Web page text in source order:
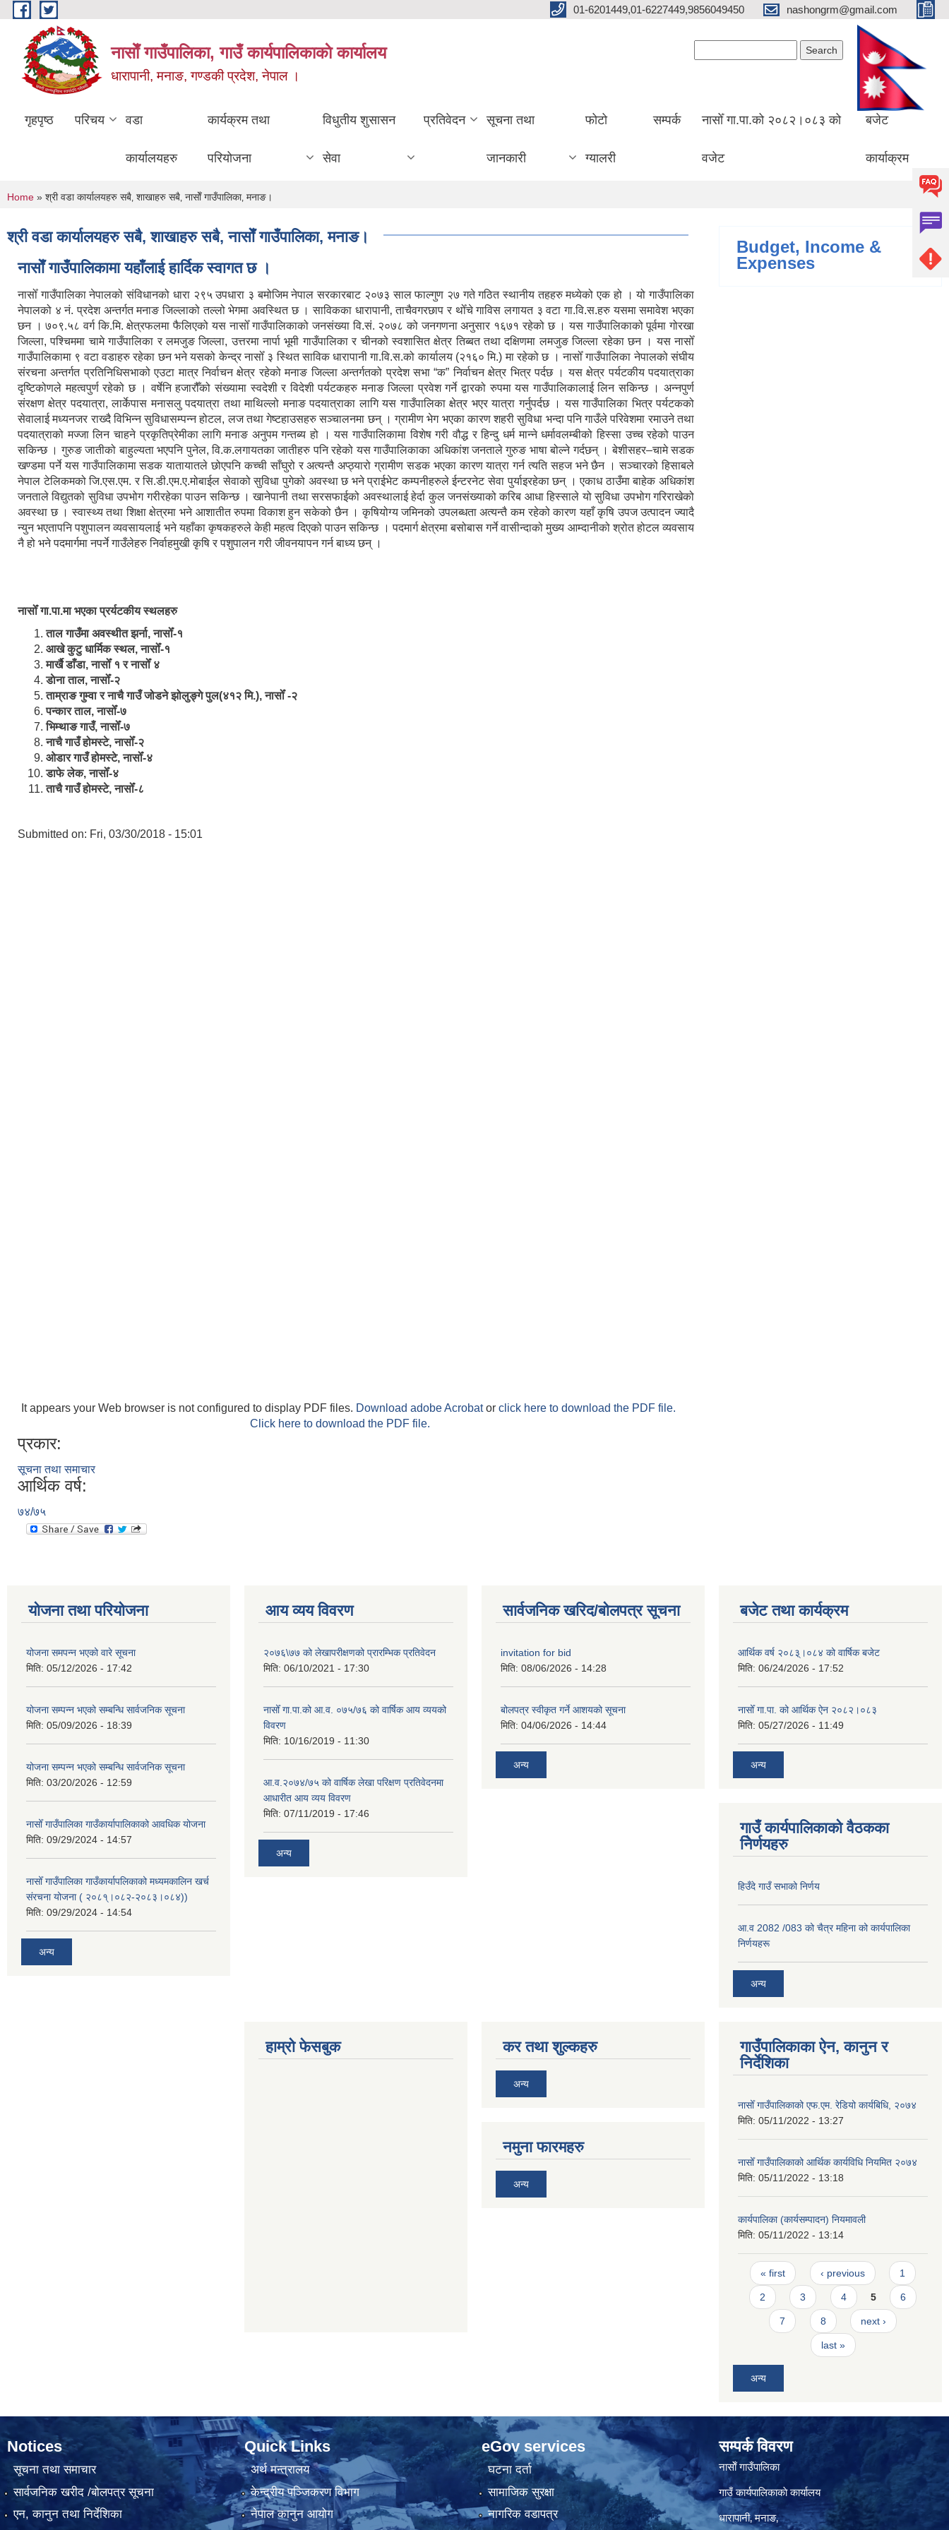
Skip to main content 01-6201449,01-6227449,9856049450 nashongrm@gmail.com
नासाेँ गाउँपालिका, गाउँ कार्यपालिकाकाे कार्यालय
धारापानी, मनाङ, गण्डकी प्रदेश, नेपाल ।
गृहपृष्ठ परिचय वडा
कार्यालयहरु
कार्यक्रम तथा
परियोजना
विधुतीय शुसासन
सेवा
प्रतिवेदन सूचना तथा
जानकारी
फोटो
ग्यालरी
सम्पर्क नासोँ गा.पा.को २०८२।०८३ को
वजेट
बजेट
कार्याक्रम
You are here
Home » श्री वडा कार्यालयहरु सबै‚ शाखाहरु सबै‚ नासाेँ गाउँपालिका‚ मनाङ।
श्री वडा कार्यालयहरु सबै‚ शाखाहरु सबै‚ नासाेँ गाउँपालिका‚ मनाङ।
नासाेँ गाउँपालिकामा यहाँलाई हार्दिक स्वागत छ ।
नासोँ गाउँपालिका नेपालको संविधानको धारा २९५ उपधारा ३ बमोजिम नेपाल सरकारबाट २०७३ साल फाल्गुण २७ गते गठित स्थानीय तहहरु मध्येको एक हो । यो गाउँपालिका
नेपालको ४ नं. प्रदेश अन्तर्गत मनाङ जिल्लाको तल्लो भेगमा अवस्थित छ । साविकका धारापानी‚ ताचैवगरछाप र थोँचे गाविस लगायत ३ वटा गा.वि.स.हरु यसमा समावेश भएका
छन । ७०९.५८ वर्ग कि.मि. क्षेत्रफलमा फैलिएको यस नासोँ गाउँपालिकाको जनसंख्या वि.सं. २०७८ को जनगणना अनुसार १६७१ रहेको छ । यस गाउँपालिकाको पूर्वमा गोरखा
जिल्ला, पश्चिममा चामे गाउँपालिका र लमजुङ जिल्ला, उत्तरमा नार्पा भूमी गाउँपालिका र चीनको स्वशासित क्षेत्र तिब्बत तथा दक्षिणमा लमजुङ जिल्ला रहेका छन । यस नासोँ
गाउँपालिकामा ९ वटा वडाहरु रहेका छन भने यसको केन्द्र नासोँ ३ स्थित साविक धारापानी गा.वि.स.को कार्यालय (२१६० मि.) मा रहेको छ । नासोँ गाउँपालिका नेपालको संघीय
संरचना अन्तर्गत प्रतिनिधिसभाको एउटा मात्र निर्वाचन क्षेत्र रहेको मनाङ जिल्ला अन्तर्गतको प्रदेश सभा “क” निर्वाचन क्षेत्र भित्र पर्दछ । यस क्षेत्र पर्यटकीय पदयात्राका
दृष्टिकोणले महत्वपुर्ण रहेको छ । वर्षेनि हजारौँको संख्यामा स्वदेशी र विदेशी पर्यटकहरु मनाङ जिल्ला प्रवेश गर्ने द्वारको रुपमा यस गाउँपालिकालाई लिन सकिन्छ । अन्नपुर्ण
संरक्षण क्षेत्र पदयात्रा, लार्केपास मनासलु पदयात्रा तथा माथिल्लो मनाङ पदयात्राका लागि यस गाउँपालिका क्षेत्र भएर यात्रा गर्नुपर्दछ । यस गाउँपालिका भित्र पर्यटकको
सेवालाई मध्यनजर राख्दै विभिन्न सुविधासम्पन्न होटल, लज तथा गेष्टहाउसहरु सञ्चालनमा छन् । ग्रामीण भेग भएका कारण शहरी सुविधा भन्दा पनि गाउँले परिवेशमा रमाउने तथा
पदयात्राको मज्जा लिन चाहने प्रकृतिप्रेमीका लागि मनाङ अनुपम गन्तब्य हो । यस गाउँपालिकामा विशेष गरी वौद्ध र हिन्दु धर्म मान्ने धर्मावलम्बीको हिस्सा उच्च रहेको पाउन
सकिन्छ । गुरुङ जातीको बाहुल्यता भएपनि पुनेल, वि.क.लगायतका जातीहरु पनि रहेको यस गाउँपालिकाका अधिकांश जनताले गुरुङ भाषा बोल्ने गर्दछन् । बेशीसहर–चामे सडक
खण्डमा पर्ने यस गाउँपालिकामा सडक यातायातले छोएपनि कच्ची साँघुरो र अत्यन्तै अप्ठ्यारो ग्रामीण सडक भएका कारण यात्रा गर्न त्यति सहज भने छैन । सञ्चारको हिसाबले
नेपाल टेलिकमको जि.एस.एम. र सि.डी.एम.ए.मोबाईल सेवाको सुविधा पुगेको अवस्था छ भने प्राईभेट कम्पनीहरुले ईन्टरनेट सेवा पुर्याइरहेका छन् । एकाध ठाउँमा बाहेक अधिकांश
जनताले विद्युतको सुविधा उपभोग गरीरहेका पाउन सकिन्छ । खानेपानी तथा सरसफाईको अवस्थालाई हेर्दा कुल जनसंख्याको करिब आधा हिस्साले यो सुविधा उपभोग गरिराखेको
अवस्था छ । स्वास्थ्य तथा शिक्षा क्षेत्रमा भने आशातीत रुपमा विकाश हुन सकेको छैन । कृषियोग्य जमिनको उपलब्धता अत्यन्तै कम रहेको कारण यहाँ कृषि उपज उत्पादन ज्यादै
न्युन भएतापनि पशुपालन व्यवसायलाई भने यहाँका कृषकहरुले केही महत्व दिएको पाउन सकिन्छ । पदमार्ग क्षेत्रमा बसोबास गर्ने वासीन्दाको मुख्य आम्दानीको श्रोत होटल व्यवसाय
नै हो भने पदमार्गमा नपर्ने गाउँलेहरु निर्वाहमुखी कृषि र पशुपालन गरी जीवनयापन गर्न बाध्य छन् ।
नासोँ गा.पा.मा भएका प्रर्यटकीय स्थलहरु
ताल गाउँमा अवस्थीत झर्ना, नासोँ-१
आखे कुटु धार्मिक स्थल, नासोँ-१
मार्खै डाँडा, नासोँ १ र नासोँ ४
डाेना ताल, नासोँ-२
ताम्राङ गुम्वा र नाचै गाउँ जोडने झोलुङ्गे पुल(४१२ मि.), नासोँ -२
पन्कार ताल, नासोँ-७
भिम्थाङ गाउँ, नासोँ-७
नाचै गाउँ होमस्टे, नासोँ-२
ओ‍‍‌डार गाउँ होमस्टे, नासोँ-४
डाफे लेक, नासोँ-४
ताचै गाउँ होमस्टे, नासोँ-८
Submitted on: Fri, 03/30/2018 - 15:01
It appears your Web browser is not configured to display PDF files. Download adobe Acrobator click here to download the PDF file.
Click here to download the PDF file.
प्रकार:
सूचना तथा समाचार
आर्थिक वर्ष:
७४/७५
Budget, Income &
Expenses
योजना तथा परियोजना
योजना समपन्न भएको वारे सूचना
मिति: 05/12/2026 - 17:42
योजना सम्पन्न भएको सम्बन्धि सार्वजनिक सूचना
मिति: 05/09/2026 - 18:39
योजना सम्पन्न भएको सम्बन्धि सार्वजनिक सूचना
मिति: 03/20/2026 - 12:59
नासोँ गाउँपालिका गाउँकार्यापालिकाको आवधिक योजना
मिति: 09/29/2024 - 14:57
नासोँ गाउँपालिका गाउँकार्यापलिकाको मध्यमकालिन खर्च
संरचना योजना ( २०८१्।०८२-२०८३।०८४))
मिति: 09/29/2024 - 14:54
अन्य
आय व्यय विवरण
२०७६\७७ को लेखापरीक्षणको प्रारम्भिक प्रतिवेदन
मिति: 06/10/2021 - 17:30
नासोँ गा.पा.को आ.व. ०७५/७६ को वार्षिक आय व्ययको
विवरण
मिति: 10/16/2019 - 11:30
आ.व.२०७४/७५ को वार्षिक लेखा परिक्षण प्रतिवेदनमा
आधारीत आय व्यय विवरण
मिति: 07/11/2019 - 17:46
अन्य
सार्वजनिक खरिद/बोलपत्र सूचना
invitation for bid
मिति: 08/06/2026 - 14:28
बोलपत्र स्वीकृत गर्ने आशयको सूचना
मिति: 04/06/2026 - 14:44
अन्य
बजेट तथा कार्यक्रम
आर्थिक वर्ष २०८३्।०८४ को वार्षिक बजेट
मिति: 06/24/2026 - 17:52
नासोँ गा.पा. को आर्थिक ऐन २०८२।०८३
मिति: 05/27/2026 - 11:49
अन्य
गाउँ कार्यपालिकाको वैठकका
निेर्णयहरु
हिउँदे गाउँ सभाको निर्णय
आ.व 2082 /083 को चैत्र महिना को कार्यपालिका
निर्णयहरू
अन्य
हाम्रो फेसबुक कर तथा शुल्कहरु
अन्य
नमुना फारमहरु
अन्य
गाउँपालिकाका ऐन, कानुन र
निर्देशिका
नासोँ गाउँपालिकाको एफ.एम. रेडियो कार्यबिधि, २०७४
मिति: 05/11/2022 - 13:27
नासोँ गाउँपालिकाको आर्थिक कार्यविधि नियमित २०७४
मिति: 05/11/2022 - 13:18
कार्यपालिका (कार्यसम्पादन) नियमावली
मिति: 05/11/2022 - 13:14
Pages
« first ‹ previous 1
2 3 4 5 6
7 8 next ›
last »
अन्य
Notices
सूचना तथा समाचार
सार्वजनिक खरीद /बोलपत्र सूचना
एन, कानुन तथा निर्देशिका
Quick Links
अर्थ मन्त्रालय
केन्द्रीय पञ्जिकरण विभाग
नेपाल कानुन आयोग
eGov services
घटना दर्ता
सामाजिक सुरक्षा
नागरिक वडापत्र
सम्पर्क विवरण
नासाेँ गाउँपालिका
गाउँ कार्यपालिकाकाे कार्यालय
धारापानी‚ मनाङ‚